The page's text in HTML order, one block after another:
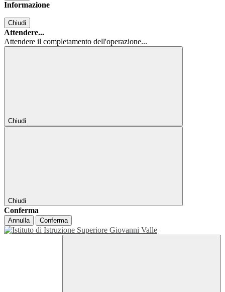
Informazione
Chiudi
Attendere...
Attendere il completamento dell'operazione...
Chiudi
Chiudi
Conferma
Annulla Conferma